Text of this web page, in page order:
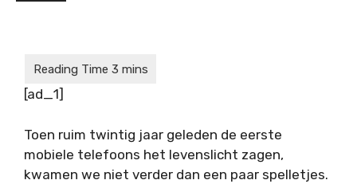
[ad_1]
Toen ruim twintig jaar geleden de eerste
mobiele telefoons het levenslicht zagen,
kwamen we niet verder dan een paar spelletjes.